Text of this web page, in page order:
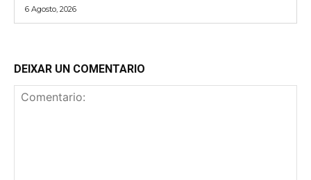
6 Agosto, 2026
DEIXAR UN COMENTARIO